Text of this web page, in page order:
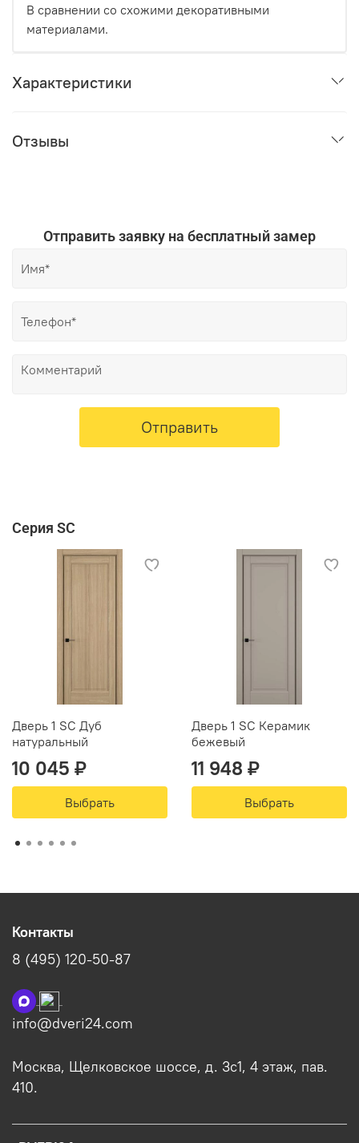
В сравнении со схожими декоративными
материалами.
Характеристики
Отзывы
Отправить заявку на бесплатный замер
Отправить
Серия SC
Дверь 1 SC Дуб
натуральный
10 045 ₽
Выбрать
Дверь 1 SC Керамик
бежевый
11 948 ₽
Выбрать
Контакты
8 (495) 120-50-87
info@dveri24.com
Москва, Щелковское шоссе, д. 3с1, 4 этаж, пав.
410.